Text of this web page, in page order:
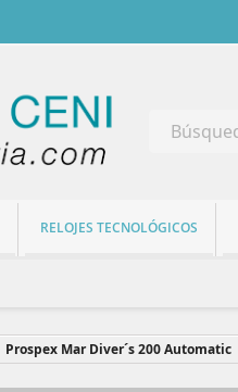
RELOJES TECNOLÓGICOS
Prospex Mar Diver´s 200 Automatic